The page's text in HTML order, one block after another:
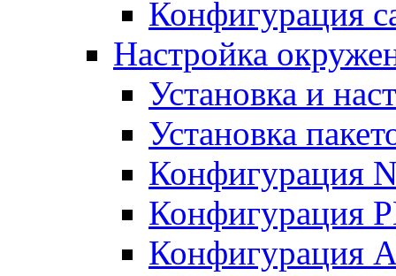
Конфигурация
Настройка
Установка и
Установка
Конфигурация
Конфигурация
Конфигурация